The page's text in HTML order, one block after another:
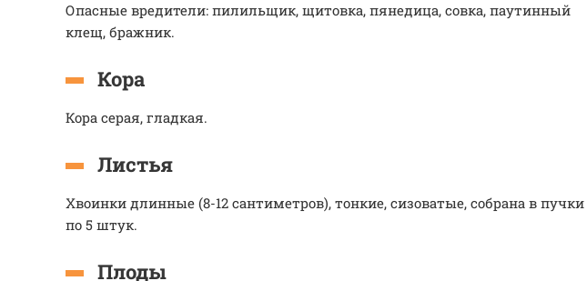
Опасные вредители: пилильщик, щитовка, пянедица, совка, паутинный
клещ, бражник.
Кора
Кора серая, гладкая.
Листья
Хвоинки длинные (8-12 сантиметров), тонкие, сизоватые, собрана в пучки
по 5 штук.
Плоды